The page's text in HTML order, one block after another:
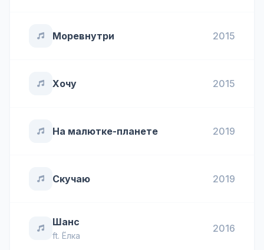
Моревнутри 2015
Хочу 2015
На малютке-планете 2019
Скучаю 2019
Шанс
ft. Ёлка
2016